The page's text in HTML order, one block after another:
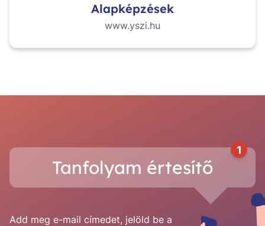
Alapképzések
www.yszi.hu
Tanfolyam értesítő
1
Add meg e-mail címedet, jelöld be a